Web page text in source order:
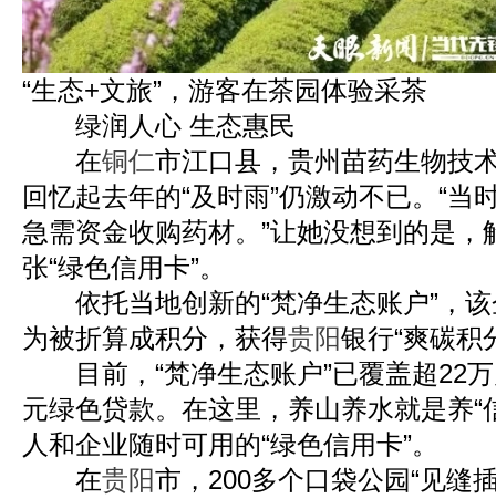
“生态+文旅”，游客在茶园体验采茶
绿润人心 生态惠民
在铜仁市江口县，贵州苗药生物技
回忆起去年的“及时雨”仍激动不已。“当
急需资金收购药材。”让她没想到的是
张“绿色信用卡”。
依托当地创新的“梵净生态账户”，该
为被折算成积分，获得贵阳银行“爽碳积
目前，“梵净生态账户”已覆盖超22万
元绿色贷款。在这里，养山养水就是养“
人和企业随时可用的“绿色信用卡”。
在贵阳市，200多个口袋公园“见缝